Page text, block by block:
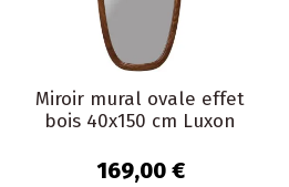
Miroir mural ovale effet
bois 40x150 cm Luxon
169,00 €